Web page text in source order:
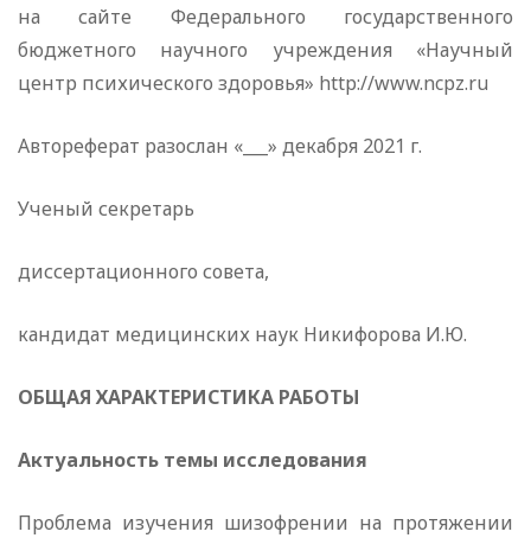
на сайте Федерального государственного
бюджетного научного учреждения «Научный
центр психического здоровья» http://www.ncpz.ru
Автореферат разослан «___» декабря 2021 г.
Ученый секретарь
диссертационного совета,
кандидат медицинских наук Никифорова И.Ю.
ОБЩАЯ ХАРАКТЕРИСТИКА РАБОТЫ
Актуальность темы исследования
Проблема изучения шизофрении на протяжении